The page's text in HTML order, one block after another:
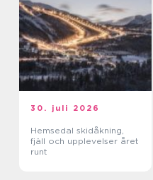
30. juli 2026
Hemsedal skidåkning,
fjäll och upplevelser året
runt